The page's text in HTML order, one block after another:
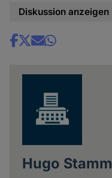
Diskussion anzeigen
Share
Hugo Stamm